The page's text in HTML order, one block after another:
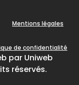
Mentions légales
de confidentialité
par Uniweb
réservés.